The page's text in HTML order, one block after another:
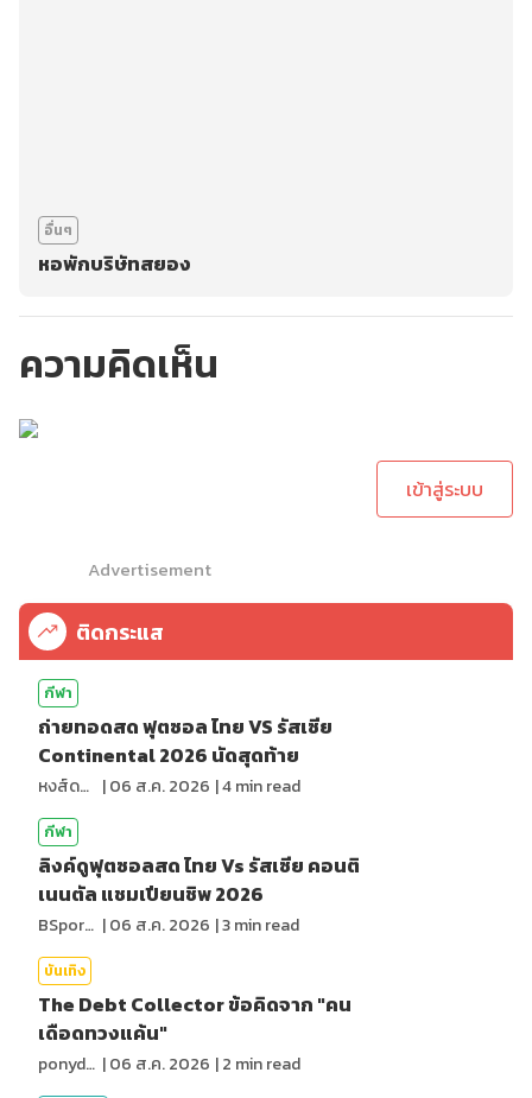
อื่นๆ
หอพักบริษัทสยอง
ความคิดเห็น
เข้าสู่ระบบ
Advertisement
ติดกระแส
กีฬา
ถ่ายทอดสด ฟุตซอล ไทย VS รัสเซีย
Continental 2026 นัดสุดท้าย
หงส์ดรุณ |06 ส.ค. 2026 |4min read
กีฬา
ลิงค์ดูฟุตซอลสด ไทย Vs รัสเซีย คอนติ
เนนตัล แชมเปียนชิพ 2026
BSports8 |06 ส.ค. 2026 |3min read
บันเทิง
The Debt Collector ข้อคิดจาก "คน
เดือดทวงแค้น"
ponydiary |06 ส.ค. 2026 |2 min read